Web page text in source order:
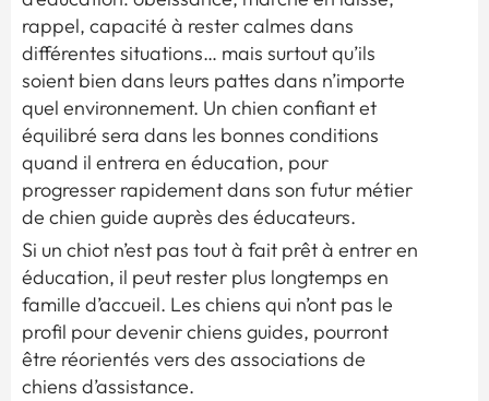
rappel, capacité à rester calmes dans
différentes situations… mais surtout qu’ils
soient bien dans leurs pattes dans n’importe
quel environnement. Un chien confiant et
équilibré sera dans les bonnes conditions
quand il entrera en éducation, pour
progresser rapidement dans son futur métier
de chien guide auprès des éducateurs.
Si un chiot n’est pas tout à fait prêt à entrer en
éducation, il peut rester plus longtemps en
famille d’accueil. Les chiens qui n’ont pas le
profil pour devenir chiens guides, pourront
être réorientés vers des associations de
chiens d’assistance.